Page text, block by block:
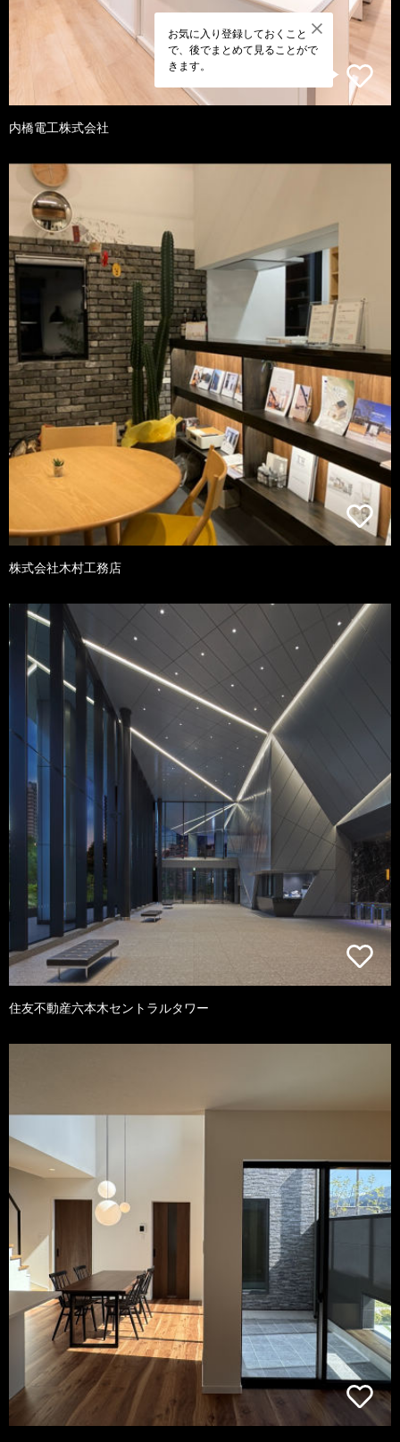
お気に入り登録しておくこと
で、後でまとめて見ることがで
きます。
内橋電工株式会社
株式会社木村工務店
住友不動産六本木セントラルタワー